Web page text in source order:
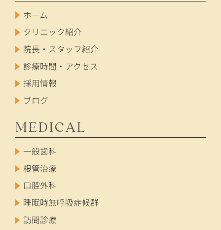
ホーム
クリニック紹介
院長・スタッフ紹介
診療時間・アクセス
採用情報
ブログ
MEDICAL
一般歯科
根管治療
口腔外科
睡眠時無呼吸症候群
訪問診療